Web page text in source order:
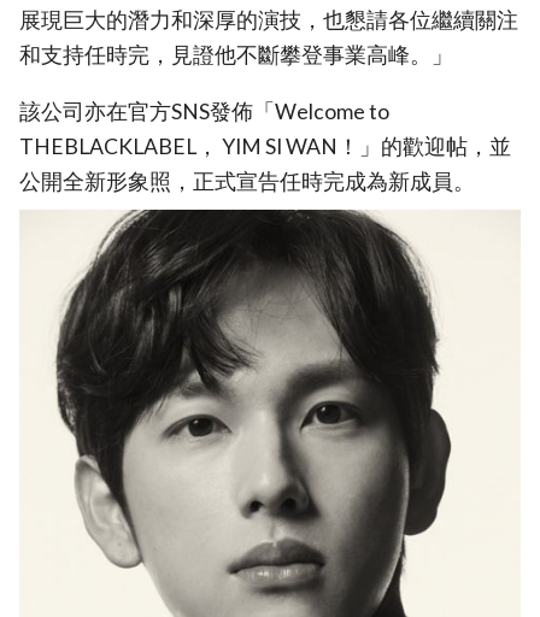
展現巨大的潛力和深厚的演技，也懇請各位繼續關注
和支持任時完，見證他不斷攀登事業高峰。」
該公司亦在官方SNS發佈「Welcome to
THEBLACKLABEL， YIM SI WAN！」的歡迎帖，並
公開全新形象照，正式宣告任時完成為新成員。